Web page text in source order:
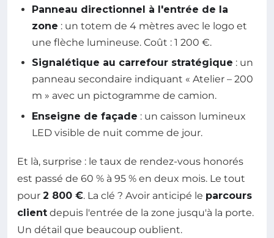
Panneau directionnel à l'entrée de la
zone : un totem de 4 mètres avec le logo et
une flèche lumineuse. Coût : 1 200 €.
Signalétique au carrefour stratégique : un
panneau secondaire indiquant « Atelier – 200
m » avec un pictogramme de camion.
Enseigne de façade : un caisson lumineux
LED visible de nuit comme de jour.
Et là, surprise : le taux de rendez-vous honorés
est passé de 60 % à 95 % en deux mois. Le tout
pour 2 800 €. La clé ? Avoir anticipé le parcours
client depuis l'entrée de la zone jusqu'à la porte.
Un détail que beaucoup oublient.